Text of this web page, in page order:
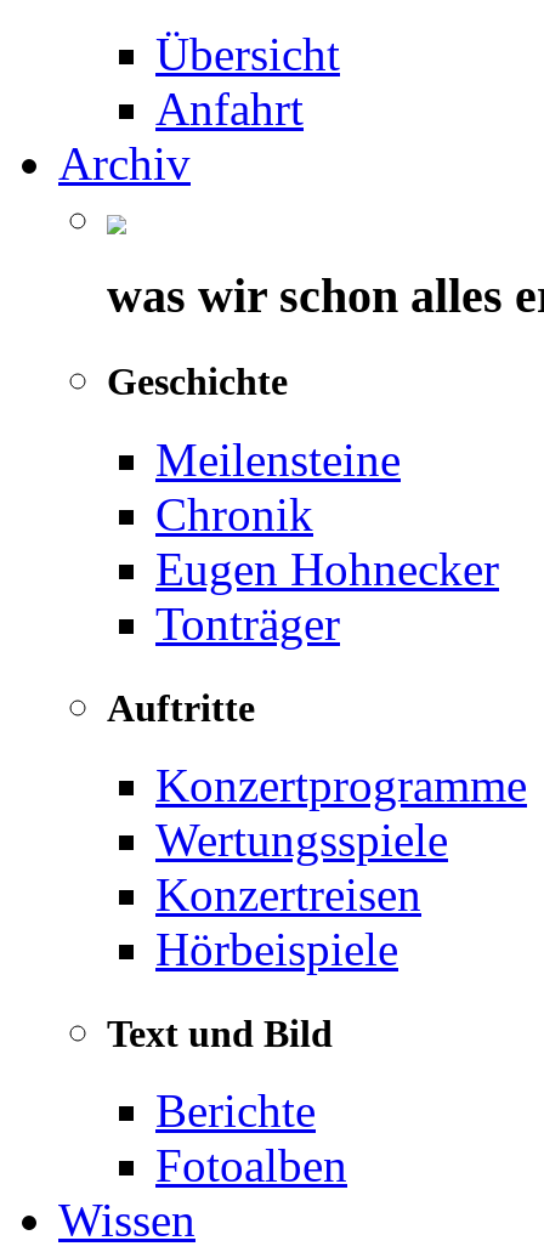
Übersicht
Anfahrt
Archiv
was wir schon alles
Geschichte
Meilensteine
Chronik
Eugen Hohnecker
Tonträger
Auftritte
Konzertprogramme
Wertungsspiele
Konzertreisen
Hörbeispiele
Text und Bild
Berichte
Fotoalben
Wissen